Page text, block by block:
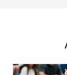
Prochaine